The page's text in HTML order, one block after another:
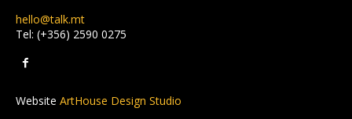
hello@talk.mt
Tel: (+356) 2590 0275
Website ArtHouse Design Studio